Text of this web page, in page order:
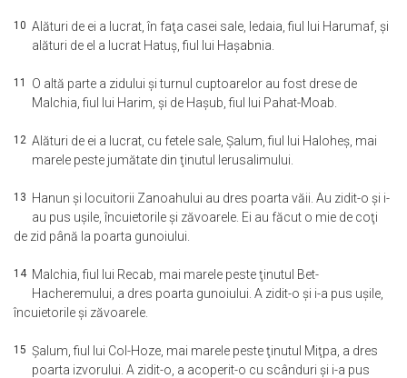
10 Alături de ei a lucrat, în faţa casei sale, Iedaia, fiul lui Harumaf, şi
alături de el a lucrat Hatuş, fiul lui Haşabnia.
11 O altă parte a zidului şi turnul cuptoarelor au fost drese de
Malchia, fiul lui Harim, şi de Haşub, fiul lui Pahat-Moab.
12 Alături de ei a lucrat, cu fetele sale, Şalum, fiul lui Haloheş, mai
marele peste jumătate din ţinutul Ierusalimului.
13 Hanun şi locuitorii Zanoahului au dres poarta văii. Au zidit-o şi i-
au pus uşile, încuietorile şi zăvoarele. Ei au făcut o mie de coţi
de zid până la poarta gunoiului.
14 Malchia, fiul lui Recab, mai marele peste ţinutul Bet-
Hacheremului, a dres poarta gunoiului. A zidit-o şi i-a pus uşile,
încuietorile şi zăvoarele.
15 Şalum, fiul lui Col-Hoze, mai marele peste ţinutul Miţpa, a dres
poarta izvorului. A zidit-o, a acoperit-o cu scânduri şi i-a pus